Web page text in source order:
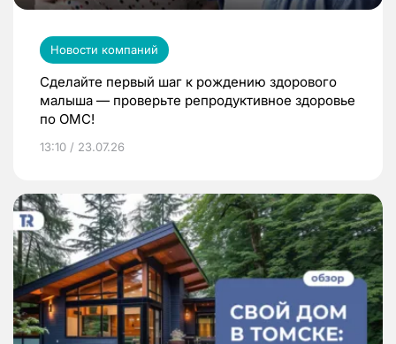
Новости компаний
Сделайте первый шаг к рождению здорового
малыша — проверьте репродуктивное здоровье
по ОМС!
13:10 / 23.07.26